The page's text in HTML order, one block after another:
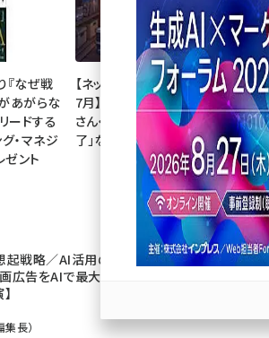
『なぜ戦
あがらな
ードする
・マネジ
ゼント
【ネットミーム振り返り・2026年
7月】「映画ちいかわ」「佐藤二朗
さん・橋本愛さん」「POPOPO終
了」など
起戦略／AI活用のカギ
画広告をAIで最大化
長）